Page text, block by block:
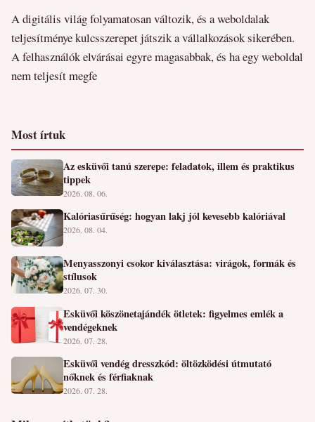
A digitális világ folyamatosan változik, és a weboldalak
teljesítménye kulcsszerepet játszik a vállalkozások sikerében.
A felhasználók elvárásai egyre magasabbak, és ha egy weboldal
nem teljesít megfe
Most írtuk
Az esküvői tanú szerepe: feladatok, illem és praktikus
tippek
2026. 08. 06.
Kalóriasűrűség: hogyan lakj jól kevesebb kalóriával
2026. 08. 04.
Menyasszonyi csokor kiválasztása: virágok, formák és
stílusok
2026. 07. 30.
Esküvői köszönetajándék ötletek: figyelmes emlék a
vendégeknek
2026. 07. 28.
Esküvői vendég dresszkód: öltözködési útmutató
nőknek és férfiaknak
2026. 07. 28.